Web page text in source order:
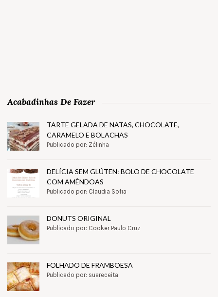
Acabadinhas De Fazer
TARTE GELADA DE NATAS, CHOCOLATE,
CARAMELO E BOLACHAS
Publicado por: Zélinha
DELÍCIA SEM GLÚTEN: BOLO DE CHOCOLATE
COM AMÊNDOAS
Publicado por: Claudia Sofia
DONUTS ORIGINAL
Publicado por: Cooker Paulo Cruz
FOLHADO DE FRAMBOESA
Publicado por: suareceita